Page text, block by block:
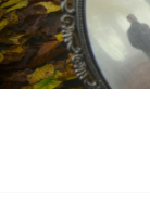
Pular
para
o
conteúdo